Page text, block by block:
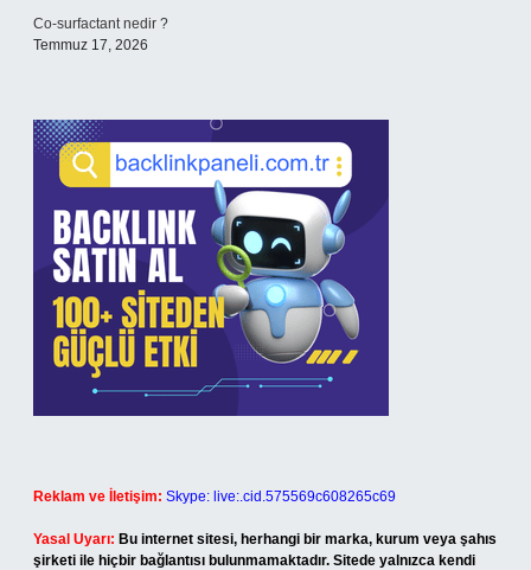
Co-surfactant nedir ?
Temmuz 17, 2026
Reklam ve İletişim: Skype: live:.cid.575569c608265c69
Yasal Uyarı: Bu internet sitesi, herhangi bir marka, kurum veya şahıs
şirketi ile hiçbir bağlantısı bulunmamaktadır. Sitede yalnızca kendi